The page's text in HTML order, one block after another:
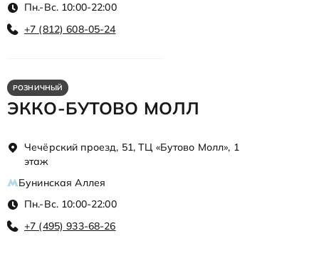
Пн.-Вс. 10:00-22:00
+7 (812) 608-05-24
РОЗНИЧНЫЙ
ЭККО-БУТОВО МОЛЛ
Чечёрский проезд, 51, ТЦ «Бутово Молл», 1
этаж
Бунинская Аллея
Пн.-Вс. 10:00-22:00
+7 (495) 933-68-26